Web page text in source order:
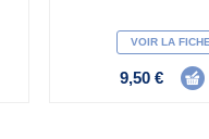
VOIR LA FICHE
9,50 €